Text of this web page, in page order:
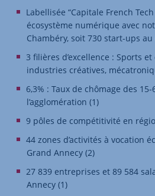
Labellisée “Capitale French
écosystème numérique avec
Chambéry, soit 730 start-ups au
3 filières d’excellence : Sports
industries créatives,
6,3% : Taux de chômage des
l’agglomération (1)
9 pôles de compétitivité en
44 zones d’activités à vocation
Grand Annecy (2)
27 839 entreprises et 89 584
Annecy (1)